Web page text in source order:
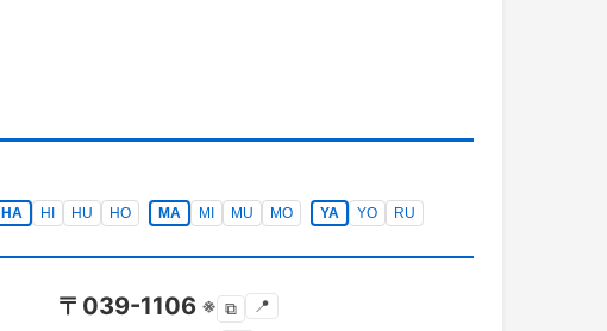
HA HI HU HO MA MI MU MO YA YO RU
〒 039-1106 ※ ⧉ 📍